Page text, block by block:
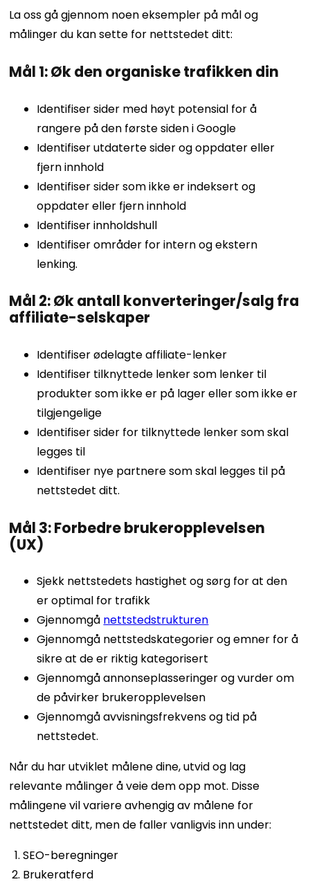
La oss gå gjennom noen eksempler på mål og
målinger du kan sette for nettstedet ditt:
Mål 1: Øk den organiske trafikken din
Identifiser sider med høyt potensial for å
rangere på den første siden i Google
Identifiser utdaterte sider og oppdater eller
fjern innhold
Identifiser sider som ikke er indeksert og
oppdater eller fjern innhold
Identifiser innholdshull
Identifiser områder for intern og ekstern
lenking.
Mål 2: Øk antall konverteringer/salg fra
affiliate-selskaper
Identifiser ødelagte affiliate-lenker
Identifiser tilknyttede lenker som lenker til
produkter som ikke er på lager eller som ikke er
tilgjengelige
Identifiser sider for tilknyttede lenker som skal
legges til
Identifiser nye partnere som skal legges til på
nettstedet ditt.
Mål 3: Forbedre brukeropplevelsen
(UX)
Sjekk nettstedets hastighet og sørg for at den
er optimal for trafikk
Gjennomgå nettstedstrukturen
Gjennomgå nettstedskategorier og emner for å
sikre at de er riktig kategorisert
Gjennomgå annonseplasseringer og vurder om
de påvirker brukeropplevelsen
Gjennomgå avvisningsfrekvens og tid på
nettstedet.
Når du har utviklet målene dine, utvid og lag
relevante målinger å veie dem opp mot. Disse
målingene vil variere avhengig av målene for
nettstedet ditt, men de faller vanligvis inn under:
SEO-beregninger
Brukeratferd